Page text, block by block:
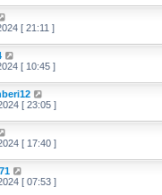
[ 21:11 ]
[ 10:45 ]
[ 23:05 ]
[ 17:40 ]
[ 07:53 ]